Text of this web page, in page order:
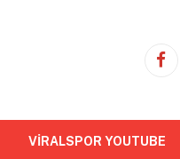
VİRALSPOR YOUTUBE